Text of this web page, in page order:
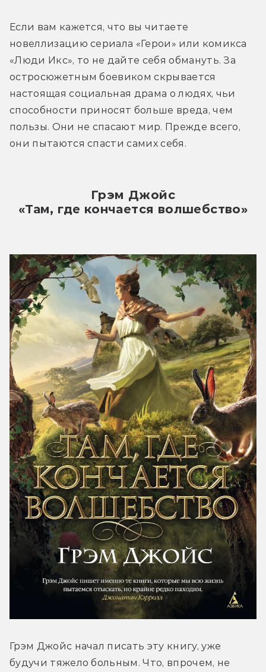
Если вам кажется, что вы читаете
новеллизацию сериала «Герои» или комикса
«Люди Икс», то не дайте себя обмануть. За
остросюжетным боевиком скрывается
настоящая социальная драма о людях, чьи
способности приносят больше вреда, чем
пользы. Они не спасают мир. Прежде всего,
они пытаются спасти самих себя.
Грэм Джойс
«Там, где кончается волшебство»
Грэм Джойс начал писать эту книгу, уже
будучи тяжело больным. Что, впрочем, не